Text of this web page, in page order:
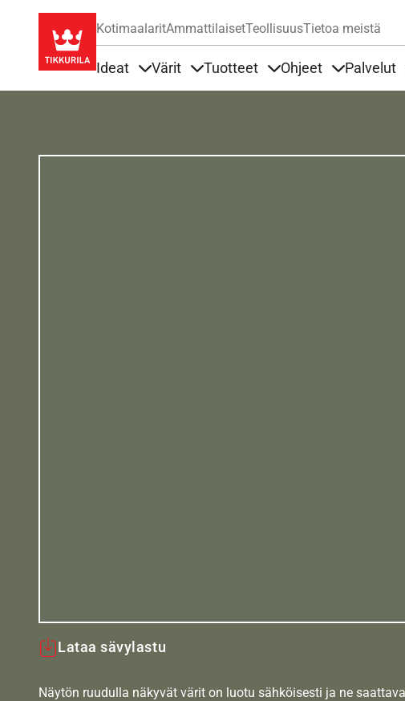
KotimaalaritAmmattilaisetTeollisuusTietoa meistä
Ideat Värit Tuotteet Ohjeet Palvelut
Lataa sävylastu
Näytön ruudulla näkyvät värit on luotu sähköisesti ja ne